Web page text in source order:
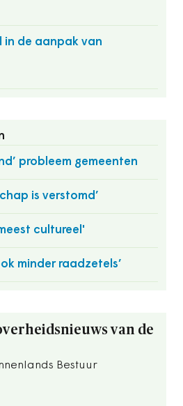
in de aanpak van
probleem gemeenten
is verstomd’
cultureel'
minder raadzetels’
van de
Bestuur